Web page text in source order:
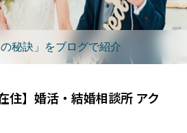
の秘訣」をブログで紹介
住】婚活・結婚相談所 アク